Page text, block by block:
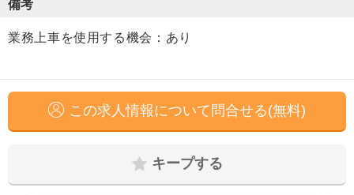
備考
業務上車を使用する機会：あり
この求人情報について問合せる(無料)
キープする